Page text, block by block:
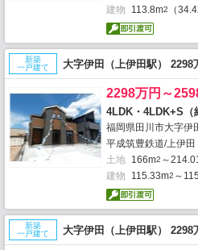
建物
113.8m2 （
新築
一戸建て
大字伊田（上伊田駅） 2298
2298万円～
4LDK・4LDK+S（
福岡県田川市大字伊
平成筑豊鉄道/上伊
土地 166m2 ～
建物 115.33m2 ～
新築
一戸建て
大字伊田（上伊田駅） 2298